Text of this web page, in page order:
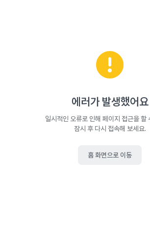
에러가 발생했어요
일시적인 오류로 인해 페이지 접근을 할
잠시 후 다시 접속해 보세요.
홈 화면으로 이동